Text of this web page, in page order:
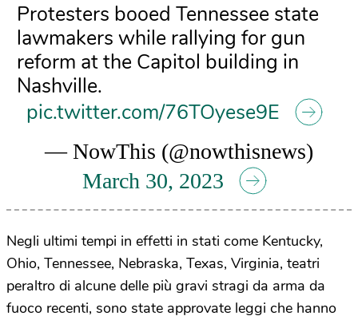
Protesters booed Tennessee state
lawmakers while rallying for gun
reform at the Capitol building in
Nashville.
pic.twitter.com/76TOyese9E
— NowThis (@nowthisnews)
March 30, 2023
Negli ultimi tempi in effetti in stati come Kentucky,
Ohio, Tennessee, Nebraska, Texas, Virginia, teatri
peraltro di alcune delle più gravi stragi da arma da
fuoco recenti, sono state approvate leggi che hanno